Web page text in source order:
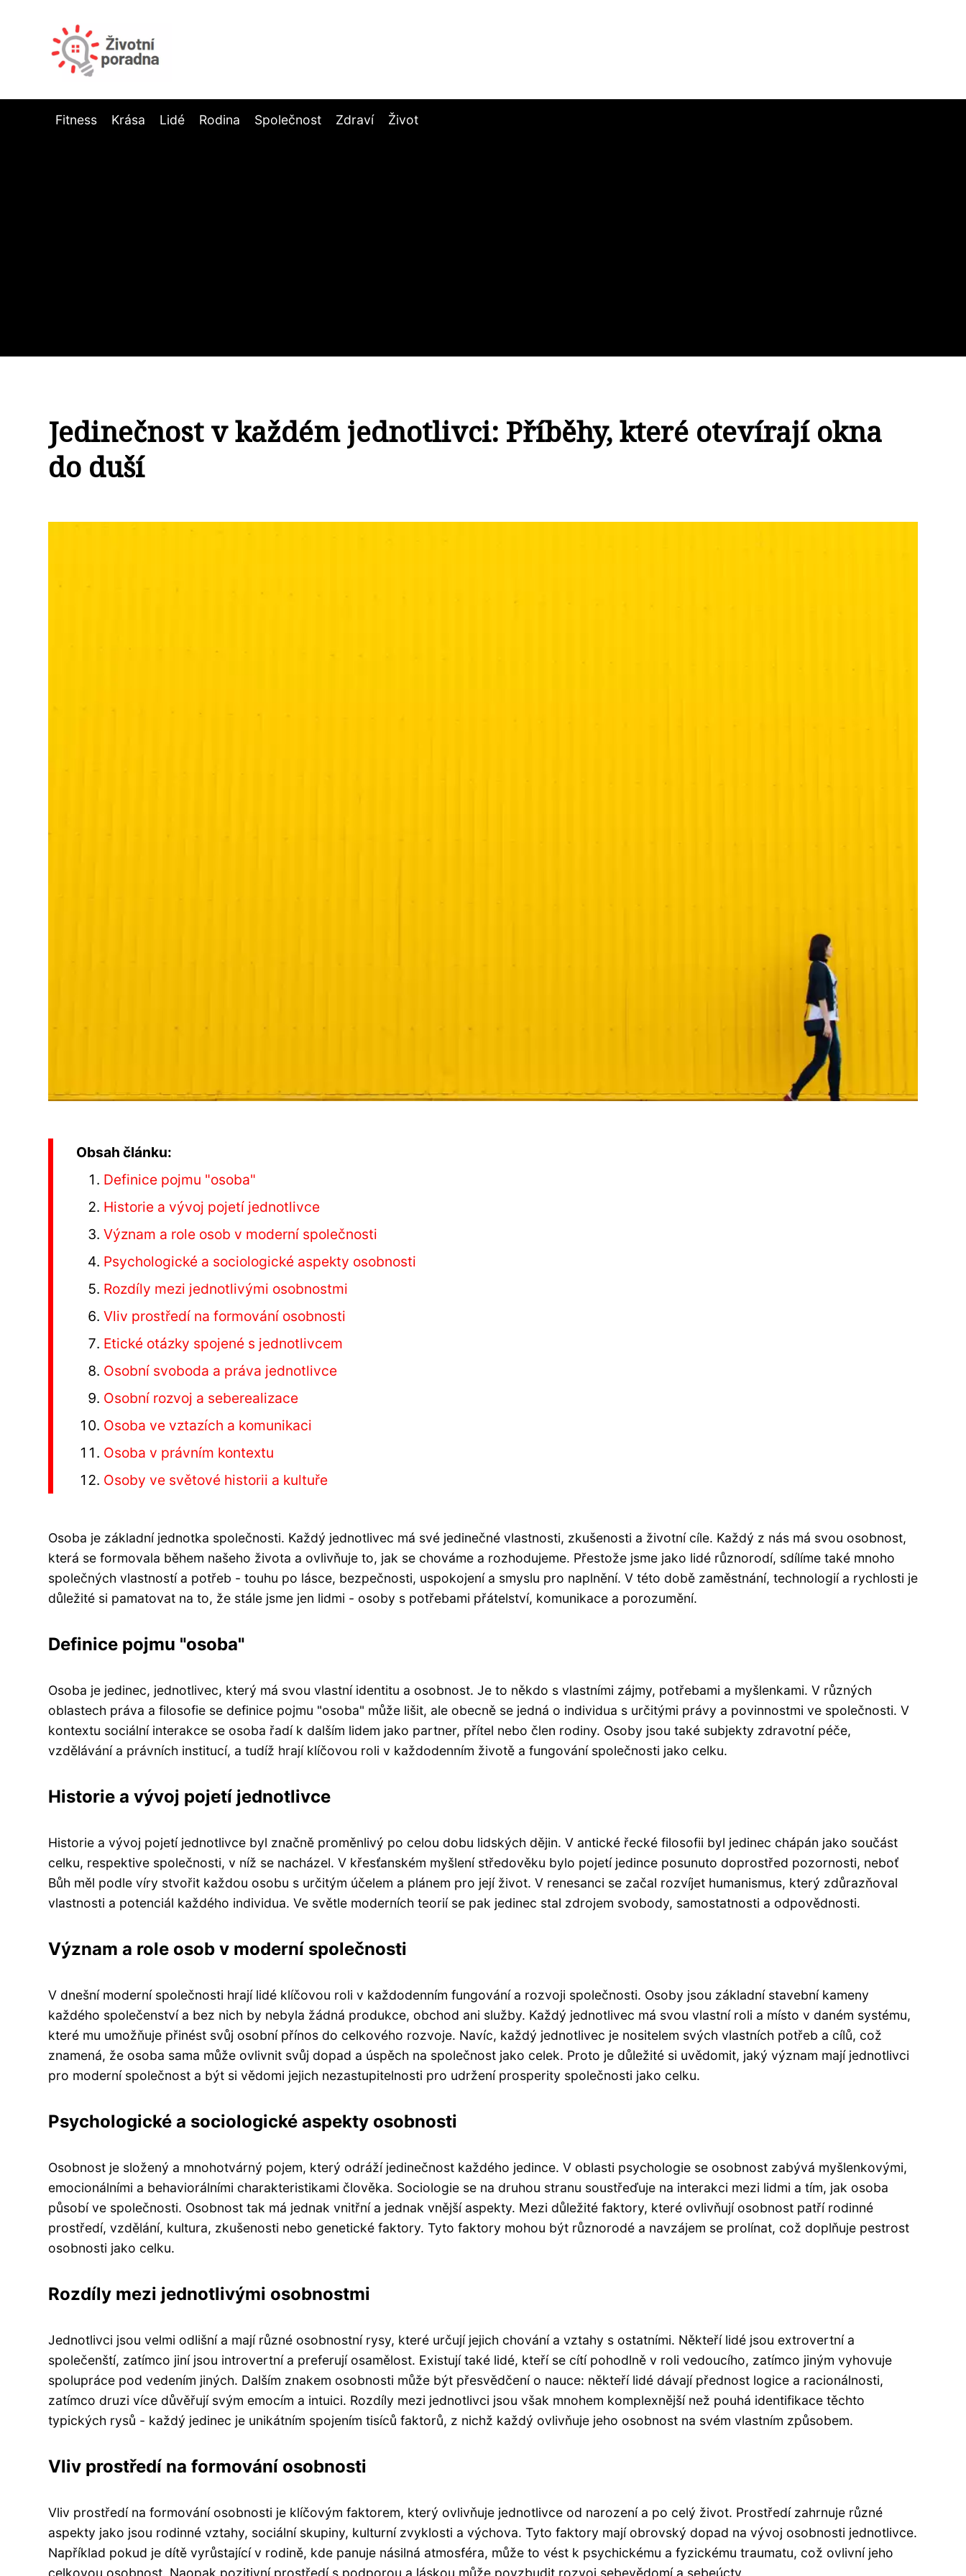
Fitness Krása Lidé Rodina Společnost Zdraví Život
Jedinečnost v každém jednotlivci: Příběhy, které otevírají okna
do duší
Obsah článku:
Definice pojmu "osoba"
Historie a vývoj pojetí jednotlivce
Význam a role osob v moderní společnosti
Psychologické a sociologické aspekty osobnosti
Rozdíly mezi jednotlivými osobnostmi
Vliv prostředí na formování osobnosti
Etické otázky spojené s jednotlivcem
Osobní svoboda a práva jednotlivce
Osobní rozvoj a seberealizace
Osoba ve vztazích a komunikaci
Osoba v právním kontextu
Osoby ve světové historii a kultuře
Osoba je základní jednotka společnosti. Každý jednotlivec má své jedinečné vlastnosti, zkušenosti a životní cíle. Každý z nás má svou osobnost,
která se formovala během našeho života a ovlivňuje to, jak se chováme a rozhodujeme. Přestože jsme jako lidé různorodí, sdílíme také mnoho
společných vlastností a potřeb - touhu po lásce, bezpečnosti, uspokojení a smyslu pro naplnění. V této době zaměstnání, technologií a rychlosti je
důležité si pamatovat na to, že stále jsme jen lidmi - osoby s potřebami přátelství, komunikace a porozumění.
Definice pojmu "osoba"
Osoba je jedinec, jednotlivec, který má svou vlastní identitu a osobnost. Je to někdo s vlastními zájmy, potřebami a myšlenkami. V různých
oblastech práva a filosofie se definice pojmu "osoba" může lišit, ale obecně se jedná o individua s určitými právy a povinnostmi ve společnosti. V
kontextu sociální interakce se osoba řadí k dalším lidem jako partner, přítel nebo člen rodiny. Osoby jsou také subjekty zdravotní péče,
vzdělávání a právních institucí, a tudíž hrají klíčovou roli v každodenním životě a fungování společnosti jako celku.
Historie a vývoj pojetí jednotlivce
Historie a vývoj pojetí jednotlivce byl značně proměnlivý po celou dobu lidských dějin. V antické řecké filosofii byl jedinec chápán jako součást
celku, respektive společnosti, v níž se nacházel. V křesťanském myšlení středověku bylo pojetí jedince posunuto doprostřed pozornosti, neboť
Bůh měl podle víry stvořit každou osobu s určitým účelem a plánem pro její život. V renesanci se začal rozvíjet humanismus, který zdůrazňoval
vlastnosti a potenciál každého individua. Ve světle moderních teorií se pak jedinec stal zdrojem svobody, samostatnosti a odpovědnosti.
Význam a role osob v moderní společnosti
V dnešní moderní společnosti hrají lidé klíčovou roli v každodenním fungování a rozvoji společnosti. Osoby jsou základní stavební kameny
každého společenství a bez nich by nebyla žádná produkce, obchod ani služby. Každý jednotlivec má svou vlastní roli a místo v daném systému,
které mu umožňuje přinést svůj osobní přínos do celkového rozvoje. Navíc, každý jednotlivec je nositelem svých vlastních potřeb a cílů, což
znamená, že osoba sama může ovlivnit svůj dopad a úspěch na společnost jako celek. Proto je důležité si uvědomit, jaký význam mají jednotlivci
pro moderní společnost a být si vědomi jejich nezastupitelnosti pro udržení prosperity společnosti jako celku.
Psychologické a sociologické aspekty osobnosti
Osobnost je složený a mnohotvárný pojem, který odráží jedinečnost každého jedince. V oblasti psychologie se osobnost zabývá myšlenkovými,
emocionálními a behaviorálními charakteristikami člověka. Sociologie se na druhou stranu soustřeďuje na interakci mezi lidmi a tím, jak osoba
působí ve společnosti. Osobnost tak má jednak vnitřní a jednak vnější aspekty. Mezi důležité faktory, které ovlivňují osobnost patří rodinné
prostředí, vzdělání, kultura, zkušenosti nebo genetické faktory. Tyto faktory mohou být různorodé a navzájem se prolínat, což doplňuje pestrost
osobnosti jako celku.
Rozdíly mezi jednotlivými osobnostmi
Jednotlivci jsou velmi odlišní a mají různé osobnostní rysy, které určují jejich chování a vztahy s ostatními. Někteří lidé jsou extrovertní a
společenští, zatímco jiní jsou introvertní a preferují osamělost. Existují také lidé, kteří se cítí pohodlně v roli vedoucího, zatímco jiným vyhovuje
spolupráce pod vedením jiných. Dalším znakem osobnosti může být přesvědčení o nauce: někteří lidé dávají přednost logice a racionálnosti,
zatímco druzi více důvěřují svým emocím a intuici. Rozdíly mezi jednotlivci jsou však mnohem komplexnější než pouhá identifikace těchto
typických rysů - každý jedinec je unikátním spojením tisíců faktorů, z nichž každý ovlivňuje jeho osobnost na svém vlastním způsobem.
Vliv prostředí na formování osobnosti
Vliv prostředí na formování osobnosti je klíčovým faktorem, který ovlivňuje jednotlivce od narození a po celý život. Prostředí zahrnuje různé
aspekty jako jsou rodinné vztahy, sociální skupiny, kulturní zvyklosti a výchova. Tyto faktory mají obrovský dopad na vývoj osobnosti jednotlivce.
Například pokud je dítě vyrůstající v rodině, kde panuje násilná atmosféra, může to vést k psychickému a fyzickému traumatu, což ovlivní jeho
celkovou osobnost. Naopak pozitivní prostředí s podporou a láskou může povzbudit rozvoj sebevědomí a sebeúcty.